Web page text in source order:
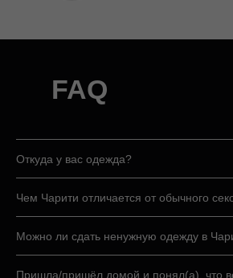
FAQ
Откуда у вас одежда?
Чем Чарити отличается от обычного
Можно ли сдать ненужную одежду в
Пришла/пришёл домой и понял(а), что